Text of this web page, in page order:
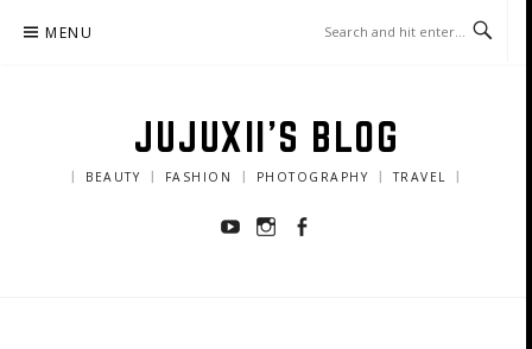
MENU
JUJUXII'S BLOG
｜ BEAUTY ｜ FASHION ｜ PHOTOGRAPHY ｜ TRAVEL ｜
YoutubeInstagram